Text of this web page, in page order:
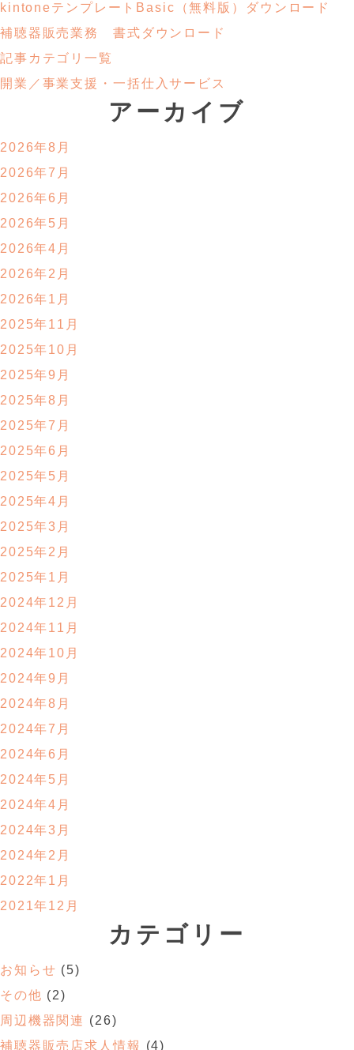
kintoneテンプレートBasic （無料版）ダウンロード
補聴器販売業務
書式ダウンロード
記事カテゴリ一覧
開業／事業支援・ 一括仕入サービス
アーカイブ
2026年8月
2026年7月
2026年6月
2026年5月
2026年4月
2026年2月
2026年1月
2025年11月
2025年10月
2025年9月
2025年8月
2025年7月
2025年6月
2025年5月
2025年4月
2025年3月
2025年2月
2025年1月
2024年12月
2024年11月
2024年10月
2024年9月
2024年8月
2024年7月
2024年6月
2024年5月
2024年4月
2024年3月
2024年2月
2022年1月
2021年12月
カテゴリー
お知らせ (5)
その他 (2)
周辺機器関連 (26)
補聴器販売店求人情報
(4)